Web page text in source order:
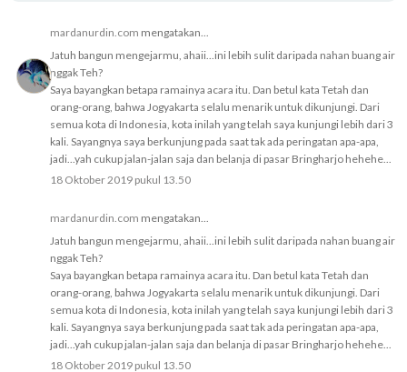
mardanurdin.com mengatakan...
Jatuh bangun mengejarmu, ahaii...ini lebih sulit daripada nahan buang air
nggak Teh?
Saya bayangkan betapa ramainya acara itu. Dan betul kata Tetah dan
orang-orang, bahwa Jogyakarta selalu menarik untuk dikunjungi. Dari
semua kota di Indonesia, kota inilah yang telah saya kunjungi lebih dari 3
kali. Sayangnya saya berkunjung pada saat tak ada peringatan apa-apa,
jadi...yah cukup jalan-jalan saja dan belanja di pasar Bringharjo hehehe...
18 Oktober 2019 pukul 13.50
mardanurdin.com mengatakan...
Jatuh bangun mengejarmu, ahaii...ini lebih sulit daripada nahan buang air
nggak Teh?
Saya bayangkan betapa ramainya acara itu. Dan betul kata Tetah dan
orang-orang, bahwa Jogyakarta selalu menarik untuk dikunjungi. Dari
semua kota di Indonesia, kota inilah yang telah saya kunjungi lebih dari 3
kali. Sayangnya saya berkunjung pada saat tak ada peringatan apa-apa,
jadi...yah cukup jalan-jalan saja dan belanja di pasar Bringharjo hehehe...
18 Oktober 2019 pukul 13.50